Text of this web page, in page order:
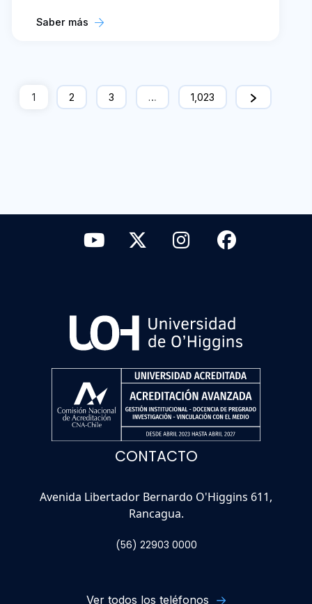
Saber más
1 2 3 … 1,023
CONTACTO
Avenida Libertador Bernardo O'Higgins 611,
Rancagua.
(56) 22903 0000
Ver todos los teléfonos